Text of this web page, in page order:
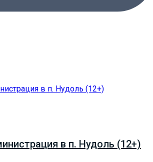
в п. Нудоль (12+)